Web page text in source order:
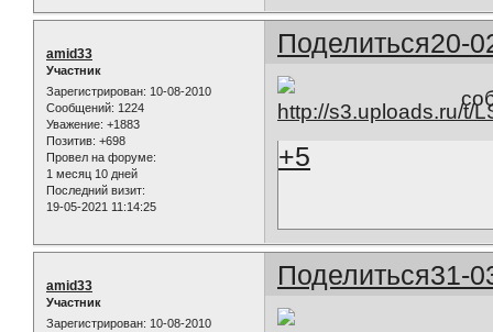
Поделиться20-
amid33
Участник
Зарегистрирован: 10-08-2010
Сообщений: 1224
Уважение: +1883
Позитив: +698
Провел на форуме:
1 месяц 10 дней
Последний визит:
19-05-2021 11:14:25
+5
Поделиться31-
amid33
Участник
Зарегистрирован: 10-08-2010